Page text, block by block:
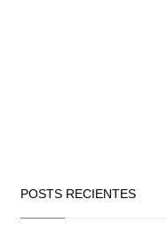
POSTS RECIENTES